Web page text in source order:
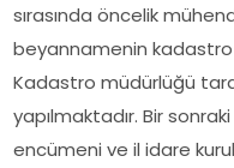
sırasında öncelik
beyannamenin
Kadastro müdürlüğü
yapılmaktadır. Bir
encümeni ve il idare